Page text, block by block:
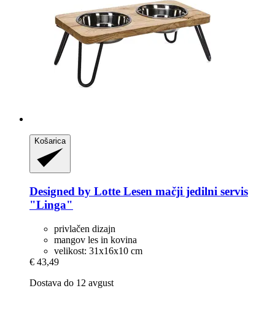
Košarica
Designed by Lotte Lesen mačji jedilni servis
"Linga"
privlačen dizajn
mangov les in kovina
velikost: 31x16x10 cm
€ 43,49
Dostava do 12 avgust